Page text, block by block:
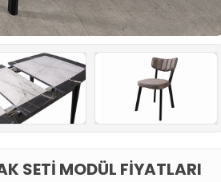
SETI MODÜL FIYATLARI